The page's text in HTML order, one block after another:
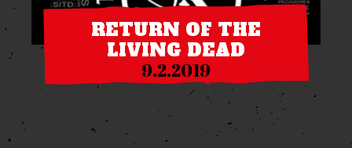
RETURN OF THE
LIVING DEAD
9.2.2019